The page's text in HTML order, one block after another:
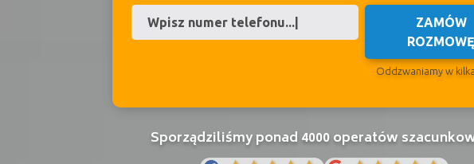
ZAMÓW
ROZMOWĘ
Oddzwaniamy w
Sporządziliśmy ponad 4000 operatów